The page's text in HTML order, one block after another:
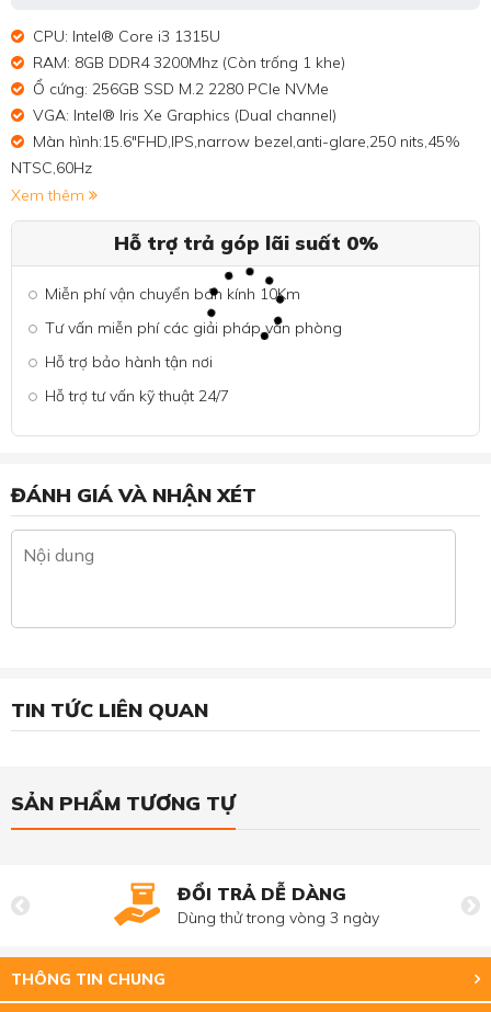
CPU: Intel® Core i3 1315U
RAM: 8GB DDR4 3200Mhz (Còn trống 1 khe)
Ổ cứng: 256GB SSD M.2 2280 PCIe NVMe
VGA: Intel® Iris Xe Graphics (Dual channel)
Màn hình:15.6"FHD,IPS,narrow bezel,anti-glare,250 nits,45%
NTSC,60Hz
Xem thêm
Hỗ trợ trả góp lãi suất 0%
Miễn phí vận chuyển bán kính 10Km
Tư vấn miễn phí các giải pháp văn phòng
Hỗ trợ bảo hành tận nơi
Hỗ trợ tư vấn kỹ thuật 24/7
ĐÁNH GIÁ VÀ NHẬN XÉT
TIN TỨC LIÊN QUAN
SẢN PHẨM TƯƠNG TỰ
ĐỔI TRẢ DỄ DÀNG
Dùng thử trong vòng 3 ngày
THÔNG TIN CHUNG